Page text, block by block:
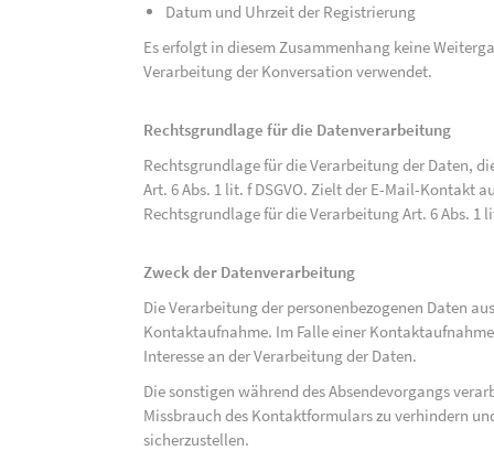
Datum und Uhrzeit der Registrierung
Es erfolgt in diesem Zusammenhang keine
Verarbeitung der Konversation verwendet.
Rechtsgrundlage für die Datenverarbeitung
Rechtsgrundlage für die Verarbeitung der Daten,
Art. 6 Abs. 1 lit. f DSGVO. Zielt der E-Mail-Kontakt
Rechtsgrundlage für die Verarbeitung Art. 6 Abs. 1
Zweck der Datenverarbeitung
Die Verarbeitung der personenbezogenen Daten
Kontaktaufnahme. Im Falle einer
Interesse an der Verarbeitung der Daten.
Die sonstigen während des Absendevorgangs
Missbrauch des Kontaktformulars zu verhindern
sicherzustellen.